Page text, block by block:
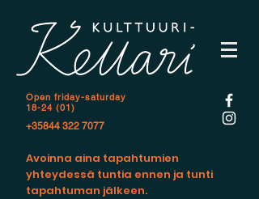
Open friday-saturday
18-24 (01)
+35844 322 7077
Avoinna aina tapahtumien
yhteydessä tuntia ennen ja tunti
tapahtuman jälkeen.